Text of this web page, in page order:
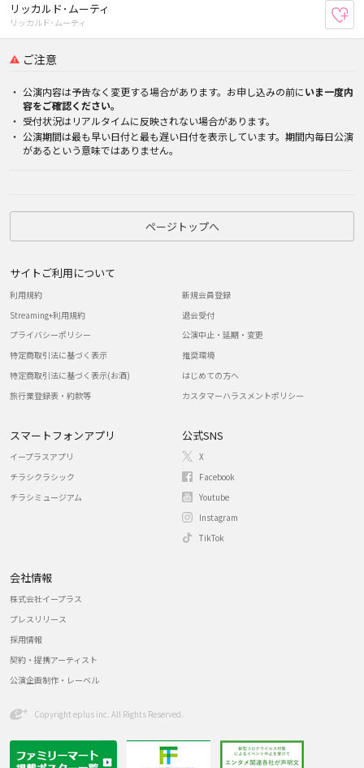
リッカルド･ムーティ
リッカルド･ムーティ
ご注意
公演内容は予告なく変更する場合があります。お申し込みの前にいま一度内
容をご確認ください。
受付状況はリアルタイムに反映されない場合があります。
公演期間は最も早い日付と最も遅い日付を表示しています。期間内毎日公演
があるという意味ではありません。
ページトップへ
サイトご利用について
利用規約
Streaming+利用規約
プライバシーポリシー
特定商取引法に基づく表示
特定商取引法に基づく表示(お酒)
旅行業登録表・約款等
新規会員登録
退会受付
公演中止・延期・変更
推奨環境
はじめての方へ
カスタマーハラスメントポリシー
スマートフォンアプリ
イープラスアプリ
チラシクラシック
チラシミュージアム
公式SNS
X
Facebook
Youtube
Instagram
TikTok
会社情報
株式会社イープラス
プレスリリース
採用情報
契約・提携アーティスト
公演企画制作・レーベル
Copyright eplus inc. All Rights Reserved.